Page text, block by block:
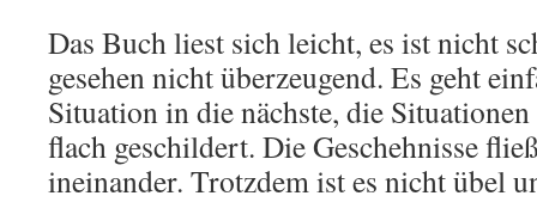
Das Buch liest sich leicht, es ist nicht
gesehen nicht überzeugend. Es geht
Situation in die nächste, die
flach geschildert. Die Geschehnisse
ineinander. Trotzdem ist es nicht übel